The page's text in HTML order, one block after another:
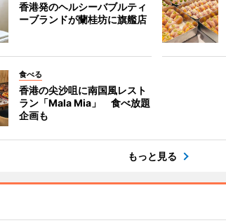
香港発のヘルシーバブルティ
ーブランドが蘭桂坊に旗艦店
食べる
香港の尖沙咀に南国風レスト
ラン「Mala Mia」 食べ放題
企画も
もっと見る